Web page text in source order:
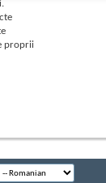
proprii